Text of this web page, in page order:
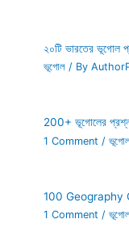
২০টি ভারতের
ভূগোল / By
200+ ভূগোলের
1 Comment /
100 Geography
1 Comment /